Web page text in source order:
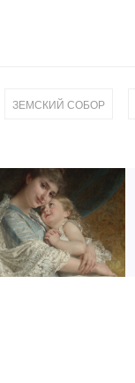
ЗЕМСКИЙ СОБОР